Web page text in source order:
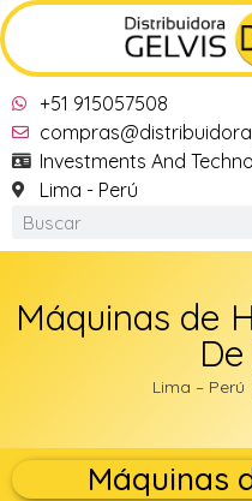
+51 915057508
Investments And
Lima - Perú
Máquinas de
Lima –
Máquinas